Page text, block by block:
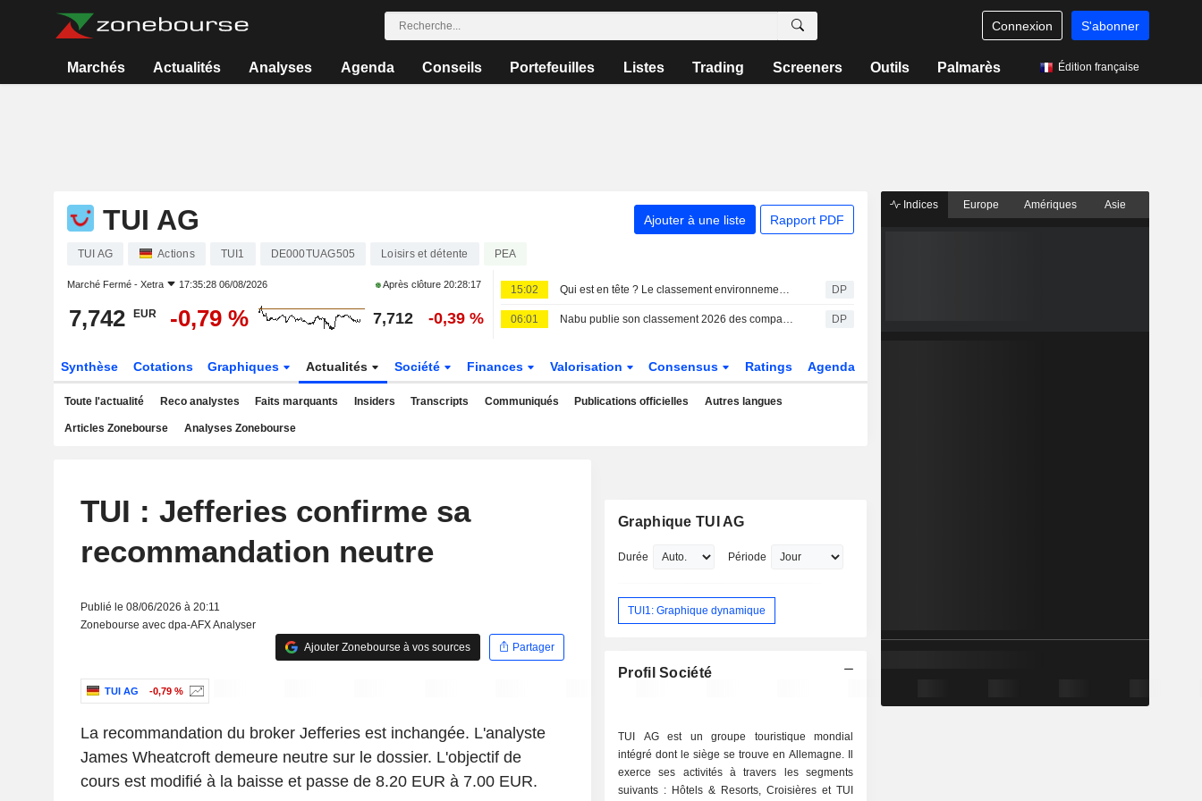
Connexion S'abonner
Marchés Actualités Analyses Agenda Conseils Portefeuilles Listes Trading Screeners Outils Palmarès Édition française
TUI AG Ajouter à une liste Rapport PDF
TUI AG Actions TUI1 DE000TUAG505 Loisirs et détente PEA
Marché Fermé - Xetra 17:35:28 06/08/2026 Après clôture 20:28:17
7,742 EUR -0,79 % 7,712 -0,39 %
15:02 Qui est en tête ? Le classement environnemental du Nabu pour les compagnies de croisières DP
06:01 Nabu publie son classement 2026 des compagnies de croisières DP
Synthèse Cotations Graphiques Actualités Société Finances Valorisation Consensus Ratings Agenda
Toute l'actualité Reco analystes Faits marquants Insiders Transcripts Communiqués Publications officielles Autres langues
Articles Zonebourse Analyses Zonebourse
TUI : Jefferies confirme sa
recommandation neutre
Publié le 08/06/2026 à 20:11
Zonebourse avec dpa-AFX Analyser
Ajouter Zonebourse à vos sources
Partager
TUI AG -0,79 %
La recommandation du broker Jefferies est inchangée. L'analyste
James Wheatcroft demeure neutre sur le dossier. L'objectif de
cours est modifié à la baisse et passe de 8.20 EUR à 7.00 EUR.
Graphique TUI AG
Durée Période
TUI1: Graphique dynamique
Profil Société
TUI AG est un groupe touristique mondial
intégré dont le siège se trouve en Allemagne. Il
exerce ses activités à travers les segments
suivants : Hôtels & Resorts, Croisières et TUI
Indices Europe Amériques Asie